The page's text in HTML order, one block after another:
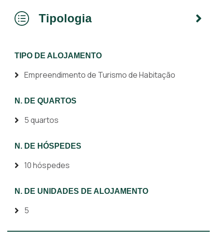
Tipologia
TIPO DE ALOJAMENTO
Empreendimento de Turismo de Habitação
N. DE QUARTOS
5 quartos
N. DE HÓSPEDES
10 hóspedes
N. DE UNIDADES DE ALOJAMENTO
5